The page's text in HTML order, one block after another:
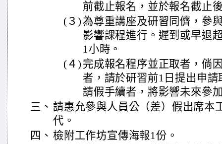
前截止報名，並於報名截止
(３)為尊重講座及研習同儕，參
影響課程進行。遲到或早退
1小時。
(４) 完成報名程序並正取者，倘
者，請於研習前1日提出申
請假手續者，將影響未來參
三、 請惠允參與人員公（差）假出席本
代。
四、 檢附工作坊宣傳海報1份。